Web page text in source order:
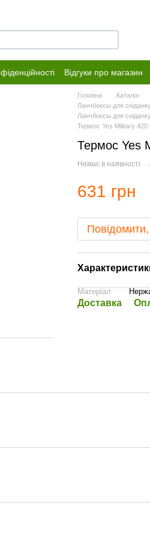
Відгуки про магазин
Головна Каталог
Ланчбоксы для
Ланчбоксы для
Термос Yes Military 420
Термос Yes
Немає в наявності
631 грн
Матеріал
Доставка